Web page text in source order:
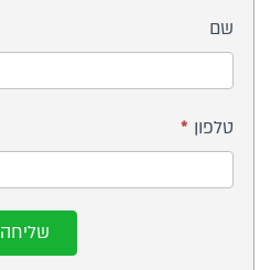
חשמלי
אתם
מחפשים?
שם
טלפון *
שליחה